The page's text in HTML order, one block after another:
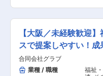
「今すぐ売りたい」情報だけ
て】 将来的には、土地仕入
しての道はもちろん、 事業企
ィングを担う中核ポジション
も可能。 経営陣直下のプロジ
ら、「どの土地で、どんな事
決める不動産事業の上流工程
し、商品説明から、プラン提
の工程管理、お引渡しまで、
ての工程でお客様をフォロー
完全フルオーダーの住まいづ
業スタイルでお客様と一生
未経験入社8割！最長6か月の
★建築士や宅地建物取引士、
【大阪／未経験歓迎
スで提案しやすい！
合同会社グラブ
業種 / 職種
福祉